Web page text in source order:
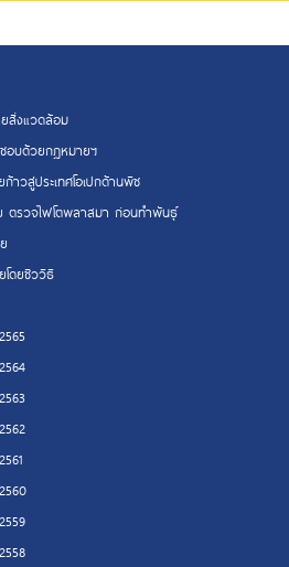
สิ่งแวดล้อม
อบด้วยกฎหมายฯ
วสู่ประเทศโอเปกด้านพืช
ตรวจไฟโตพลาสมา ก่อนทำพันธุ์
ดยชีววิธี